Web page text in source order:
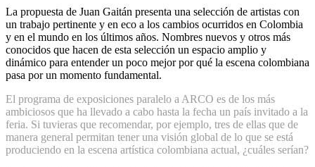
La propuesta de Juan Gaitán presenta una selección de artistas con
un trabajo pertinente y en eco a los cambios ocurridos en Colombia
y en el mundo en los últimos años. Nombres nuevos y otros más
conocidos que hacen de esta selección un espacio amplio y
dinámico para entender un poco mejor por qué la escena colombiana
pasa por un momento fundamental.
El programa de exposiciones paralelo a ARCO es de los más
ambiciosos que ha llevado a cabo hasta la fecha un país invitado a la
feria. Si tuvieras que recomendar, por ejemplo, tres de ellas que de
manera general permitan tener una visión global de lo que se está
produciendo en la escena artística colombiana actual, ¿cuáles serían?